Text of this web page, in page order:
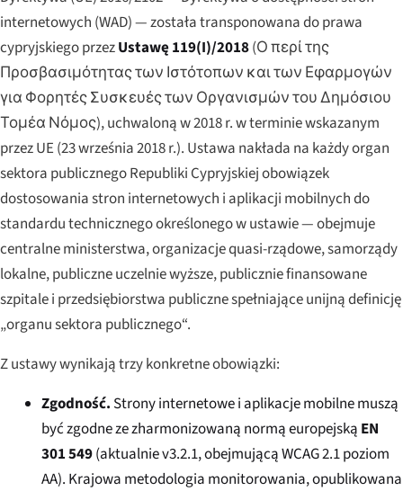
internetowych (WAD) — została transponowana do prawa
cypryjskiego przezUstawę 119(I)/2018(Ο περί της
Προσβασιμότητας των Ιστότοπων και των Εφαρμογών
για Φορητές Συσκευές των Οργανισμών του Δημόσιου
Τομέα Νόμος), uchwaloną w 2018 r. w terminie wskazanym
przez UE (23 września 2018 r.). Ustawa nakłada na każdy organ
sektora publicznego Republiki Cypryjskiej obowiązek
dostosowania stron internetowych i aplikacji mobilnych do
standardu technicznego określonego w ustawie — obejmuje
centralne ministerstwa, organizacje quasi-rządowe, samorządy
lokalne, publiczne uczelnie wyższe, publicznie finansowane
szpitale i przedsiębiorstwa publiczne spełniające unijną definicję
„organu sektora publicznego“.
Z ustawy wynikają trzy konkretne obowiązki:
Zgodność. Strony internetowe i aplikacje mobilne muszą
być zgodne ze zharmonizowaną normą europejską EN
301 549(aktualnie v3.2.1, obejmującą WCAG 2.1 poziom
AA). Krajowa metodologia monitorowania, opublikowana